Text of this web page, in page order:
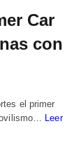
Car
con
el primer
Leer